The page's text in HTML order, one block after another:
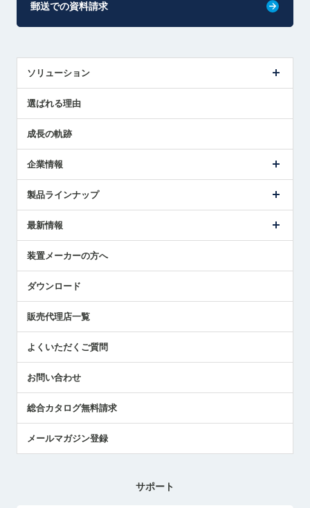
郵送での資料請求
ソリューション
解決策提案
選ばれる理由
成長の軌跡
企業情報
ごあいさつ
受賞履歴
採用情報
国/地域/言語
製品ラインナップ
ツールセッタ製品
エアマイクロセンサ製品
最新情報
メトロールの技術
社員ブログ
中小企業のBCP地震対策
センサのテクニカルガイド
社長ブログ
装置メーカーの方へ
ダウンロード
販売代理店一覧
よくいただくご質問
お問い合わせ
総合カタログ無料請求
メールマガジン登録
サポート